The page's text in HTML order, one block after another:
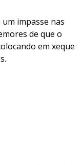
impasse nas
de que o
em xeque